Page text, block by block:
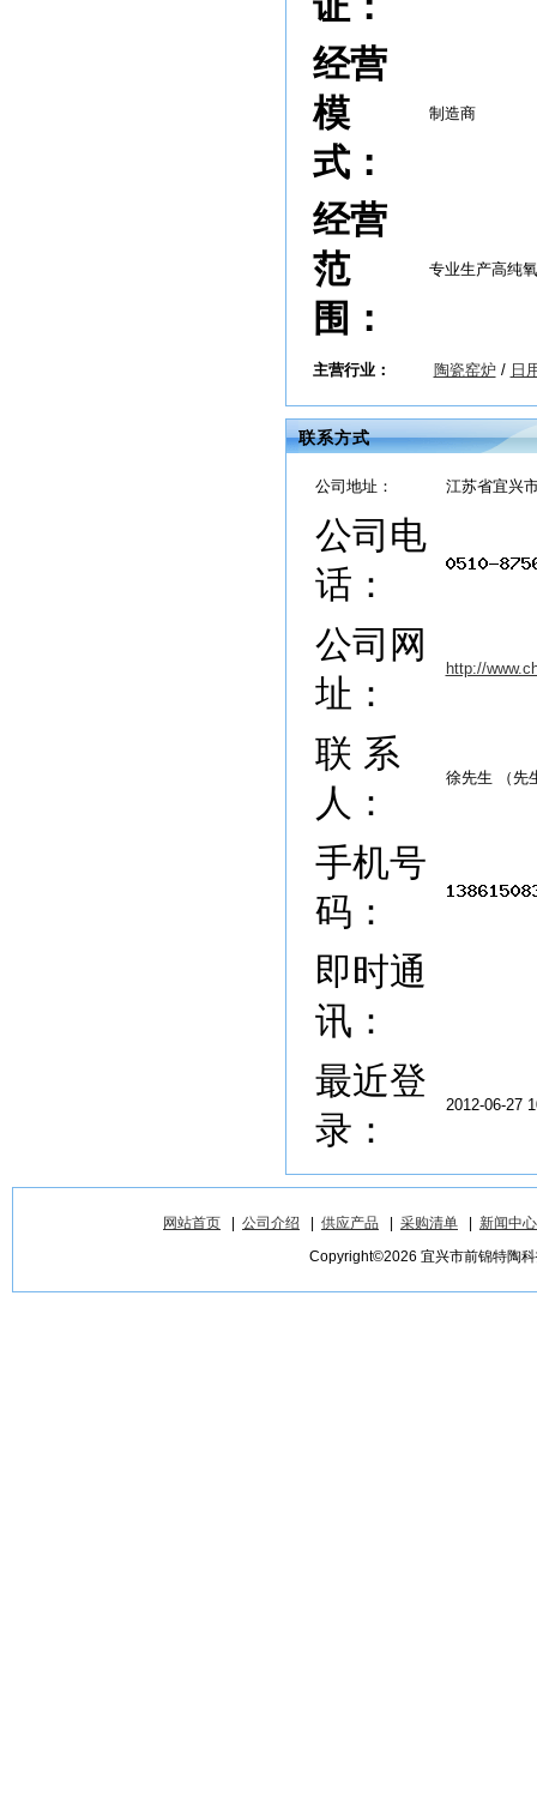
经营
模
式：
制造商
经营
范
围：
专业生产高纯
主营行业： 陶瓷窑炉/ 日
联系方式
公司地址： 江苏省宜兴
公司电
话：
公司网
址：
http://
联 系
人：
徐先生 （先
手机号
码：
即时通
讯：
最近登
录：
2012-06-27
网站首页 公司介绍 供应产品 采购清单
新闻中心
Copyright©2026 宜兴市前锦特陶